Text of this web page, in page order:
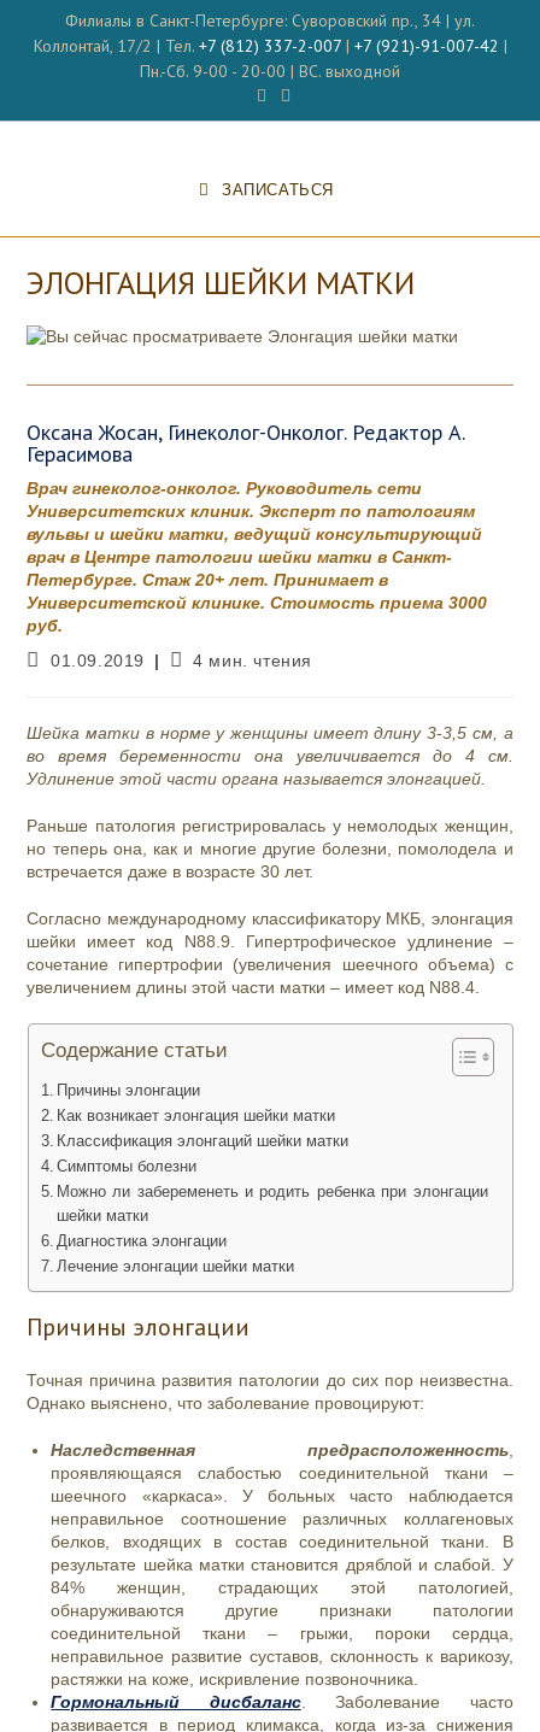
содержимому
Филиалы в Санкт-Петербурге: Суворовский пр., 34 | ул.
Коллонтай, 17/2 | Тел. +7 (812) 337-2-007| +7 (921)-91-007-42 |
Пн.-Сб. 9-00 - 20-00 | ВС. выходной
ЗАПИСАТЬСЯ
ЭЛОНГАЦИЯ ШЕЙКИ МАТКИ
Оксана Жосан, Гинеколог-Онколог. Редактор А.
Герасимова
Врач гинеколог-онколог. Руководитель сети
Университетских клиник. Эксперт по патологиям
вульвы и шейки матки, ведущий консультирующий
врач в Центре патологии шейки матки в Санкт-
Петербурге. Стаж 20+ лет. Принимает в
Университетской клинике. Стоимость приема 3000
руб.
Запись
01.09.2019
Время
4 мин. чтения
Шейка матки в норме у женщины имеет длину 3-3,5 см, а
во время беременности она увеличивается до 4 см.
Удлинение этой части органа называется элонгацией.
Раньше патология регистрировалась у немолодых женщин,
но теперь она, как и многие другие болезни, помолодела и
встречается даже в возрасте 30 лет.
Согласно международному классификатору МКБ, элонгация
шейки имеет код N88.9. Гипертрофическое удлинение –
сочетание гипертрофии (увеличения шеечного объема) с
увеличением длины этой части матки – имеет код N88.4.
Содержание статьи
Причины элонгации
Как возникает элонгация шейки матки
Классификация элонгаций шейки матки
Симптомы болезни
Можно ли забеременеть и родить ребенка при элонгации
шейки матки
Диагностика элонгации
Лечение элонгации шейки матки
Причины элонгации
Точная причина развития патологии до сих пор неизвестна.
Однако выяснено, что заболевание провоцируют:
Наследственная предрасположенность,
проявляющаяся слабостью соединительной ткани –
шеечного «каркаса». У больных часто наблюдается
неправильное соотношение различных коллагеновых
белков, входящих в состав соединительной ткани. В
результате шейка матки становится дряблой и слабой. У
84% женщин, страдающих этой патологией,
обнаруживаются другие признаки патологии
соединительной ткани – грыжи, пороки сердца,
неправильное развитие суставов, склонность к варикозу,
растяжки на коже, искривление позвоночника.
Гормональный дисбаланс. Заболевание часто
развивается в период климакса, когда из-за снижения